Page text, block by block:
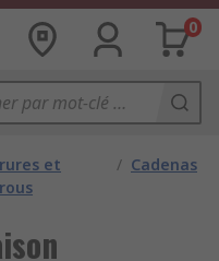
0
et
/ Cadenas